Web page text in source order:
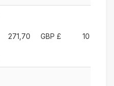
271,70 GBP £ 10